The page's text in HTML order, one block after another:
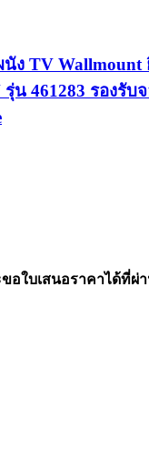
ง TV Wallmount
น 461283 รองรับจ
อใบเสนอราคาได้ที่ผ่